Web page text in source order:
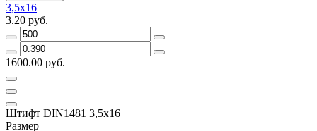
3,5х16
3.20 руб.
1600.00 руб.
Штифт DIN1481 3,5х16
Размер